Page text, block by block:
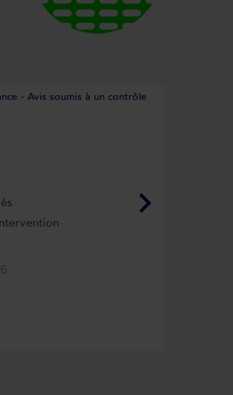
- Avis soumis à un contrôle
keyboard_arrow_right